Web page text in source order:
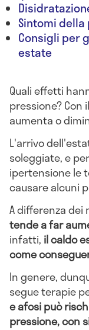
Sintomi
Consigli per
estate
Quali effetti
pressione? Con
aumenta o
L'arrivo
soleggiate, e
ipertensione le
causare alcuni
A differenza dei
tende a far
infatti, il caldo
come
In genere,
segue terapie
e afosi può
pressione, con